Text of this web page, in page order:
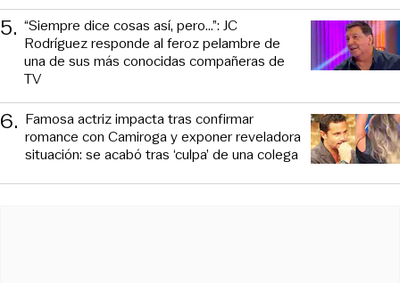
5. “Siempre dice cosas así, pero...”: JC
Rodríguez responde al feroz pelambre de
una de sus más conocidas compañeras de
TV
6. Famosa actriz impacta tras confirmar
romance con Camiroga y exponer reveladora
situación: se acabó tras ‘culpa’ de una colega